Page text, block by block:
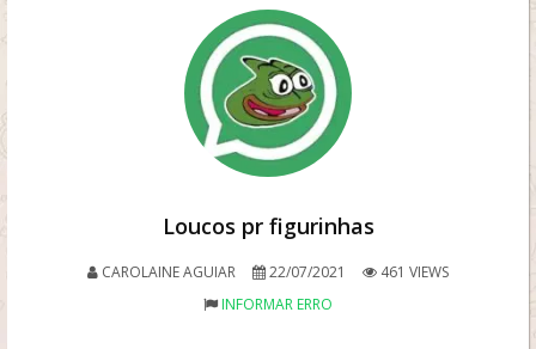
Loucos pr figurinhas
CAROLAINE AGUIAR 22/07/2021
461 VIEWS
INFORMAR ERRO